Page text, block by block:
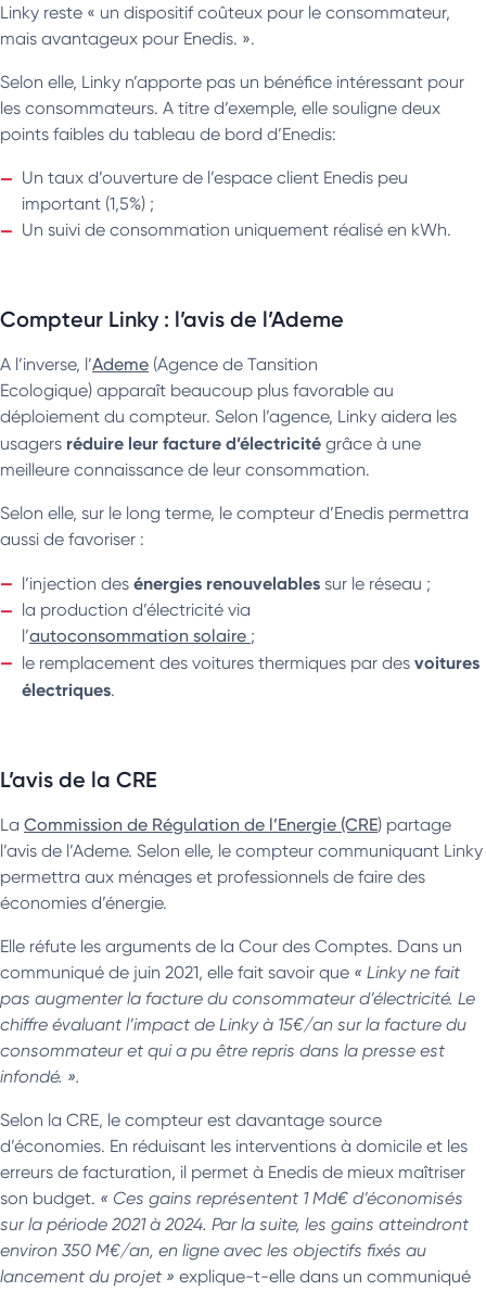
Linky reste « un dispositif coûteux pour le consommateur,
mais avantageux pour Enedis. ».
Selon elle, Linky n’apporte pas un bénéfice intéressant pour
les consommateurs. A titre d’exemple, elle souligne deux
points faibles du tableau de bord d’Enedis:
Un taux d’ouverture de l’espace client Enedis peu
important (1,5%) ;
Un suivi de consommation uniquement réalisé en kWh.
Compteur Linky : l’avis de l’Ademe
A l’inverse, l’Ademe (Agence de Tansition
Ecologique) apparaît beaucoup plus favorable au
déploiement du compteur. Selon l’agence, Linky aidera les
usagers réduire leur facture d’électricité grâce à une
meilleure connaissance de leur consommation.
Selon elle, sur le long terme, le compteur d’Enedis permettra
aussi de favoriser :
l’injection des énergies renouvelables sur le réseau ;
la production d’électricité via
l’autoconsommation solaire ;
le remplacement des voitures thermiques par des voitures
électriques.
L’avis de la CRE
La Commission de Régulation de l’Energie (CRE) partage
l’avis de l’Ademe. Selon elle, le compteur communiquant Linky
permettra aux ménages et professionnels de faire des
économies d’énergie.
Elle réfute les arguments de la Cour des Comptes. Dans un
communiqué de juin 2021, elle fait savoir que « Linky ne fait
pas augmenter la facture du consommateur d’électricité. Le
chiffre évaluant l’impact de Linky à 15€/an sur la facture du
consommateur et qui a pu être repris dans la presse est
infondé. ».
Selon la CRE, le compteur est davantage source
d’économies. En réduisant les interventions à domicile et les
erreurs de facturation, il permet à Enedis de mieux maîtriser
son budget. « Ces gains représentent 1 Md€ d’économisés
sur la période 2021 à 2024. Par la suite, les gains atteindront
environ 350 M€/an, en ligne avec les objectifs fixés au
lancement du projet » explique-t-elle dans un communiqué